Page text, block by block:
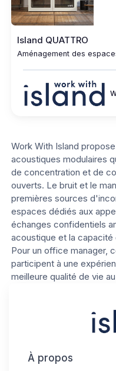
Island QUATTRO
Aménagement des
Work With Island
acoustiques modulaires
de concentration et de
ouverts. Le bruit et le
premières sources
espaces dédiés aux
échanges confidentiels
acoustique et la
Pour un office manager,
participent à une
meilleure qualité de vie
À propos